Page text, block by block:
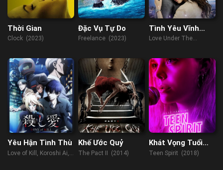
Thời Gian
Clock (2023)
Đặc Vụ Tự Do
Freelance (2023)
Tình Yêu Vĩnh
Hằng Cùng Vầng
Love Under The
Yêu Hận Tình Thù
Love of Kill, Koroshi Ai,
Khế Ước Quỷ
The Pact II (2014)
Khát Vọng Tuổi
Trẻ
Teen Spirit (2018)